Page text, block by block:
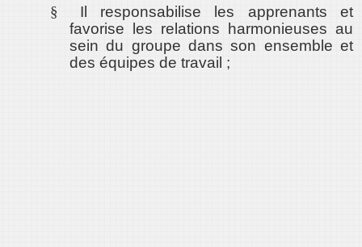
§
Il responsabilise les apprenants et
favorise les relations harmonieuses au
sein du groupe dans son ensemble et
des équipes de travail ;